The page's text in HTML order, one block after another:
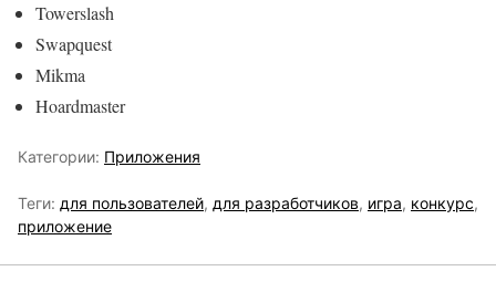
Towerslash
Swapquest
Mikma
Hoardmaster
Категории: Приложения
Теги: для пользователей, для разработчиков, игра, конкурс,
приложение